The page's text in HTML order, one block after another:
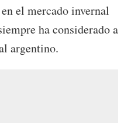
el mercado invernal
ha considerado a
argentino.